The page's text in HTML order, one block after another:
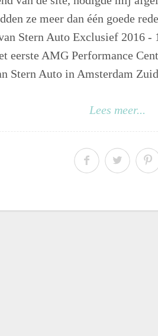
ze meer dan één goede
Stern Auto Exclusief 2016 -
eerste AMG Performance
Stern Auto in Amsterdam
Lees meer...